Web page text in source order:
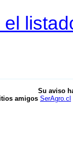
el
Su aviso
amigos SerAgro.cl